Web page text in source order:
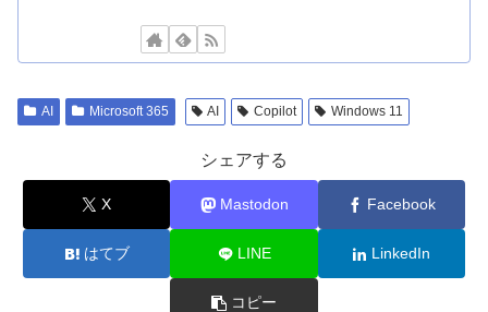
AI Microsoft 365 AI Copilot Windows 11
シェアする
X Mastodon Facebook
はてブ LINE LinkedIn
コピー